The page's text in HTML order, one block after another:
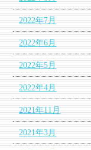
2022年7月
2022年6月
2022年5月
2022年4月
2021年11月
2021年3月